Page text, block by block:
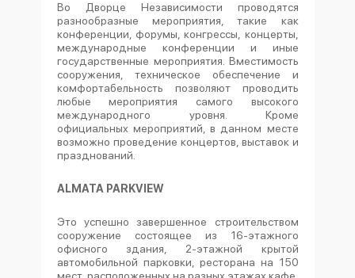
Во Дворце Независимости проводятся
разнообразные мероприятия, такие как
конференции, форумы, конгрессы, концерты,
международные конференции и иные
государственные мероприятия. Вместимость
сооружения, техническое обеспечение и
комфортабельность позволяют проводить
любые мероприятия самого высокого
международного уровня. Кроме
официальных мероприятий, в данном месте
возможно проведение концертов, выставок и
празднований.
ALMATA PARKVIEW
Это успешно завершенное строительством
сооружение состоящее из 16-этажного
офисного здания, 2-этажной крытой
автомобильной парковки, ресторана на 150